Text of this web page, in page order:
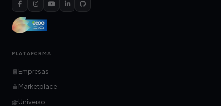
PLATAFORMA
Empresas
Marketplace
Universo